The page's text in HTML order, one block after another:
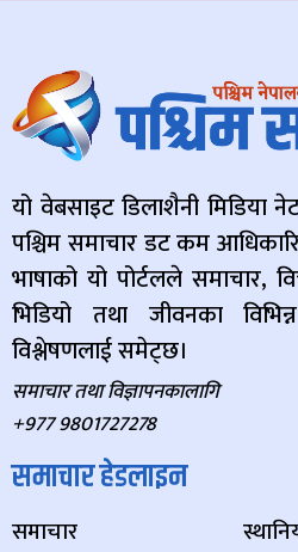
यो वेबसाइट डिलाशैनी मिडिया
पश्चिम समाचार डट कम
भाषाको यो पोर्टलले समाचार,
भिडियो तथा जीवनका
विश्लेषणलाई समेट्छ।
समाचार तथा विज्ञापनकालागि
+977 9801727278
समाचार हेडलाइन
समाचार